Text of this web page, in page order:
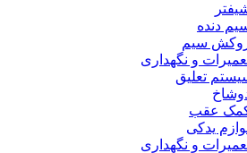
دنده
سیم
و نگهداری
تعلیق
عقب
یدکی
و نگهداری